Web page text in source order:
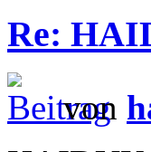
Re:
von